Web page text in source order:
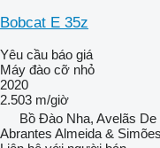
Bobcat E 35z
Yêu cầu báo giá
Máy đào cỡ nhỏ
2020
2.503 m/giờ
Bồ Đào Nha, Avelãs
Abrantes Almeida &